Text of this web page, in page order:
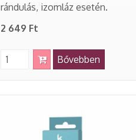
rándulás, izomláz esetén.
2 649 Ft
Bővebben